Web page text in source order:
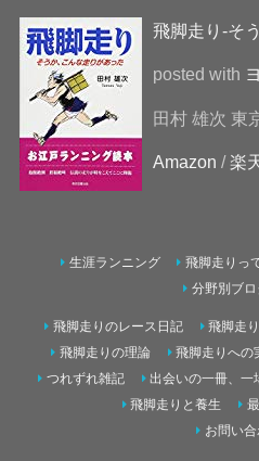
飛脚走り-そ
posted with
田村 雄次 東
Amazon /楽
生涯ランニング 飛脚走りっ
分野別ブ
飛脚走りのレース日記 飛脚走
飛脚走りの理論
飛脚走りへの
つれずれ雑記
出会いの一冊、一
飛脚走りと養生
お問い